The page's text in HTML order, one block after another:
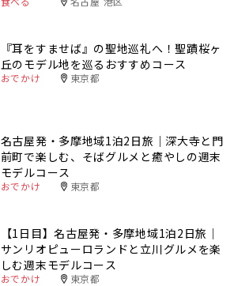
『耳をすませば』の聖地巡礼へ！聖蹟桜ヶ
丘のモデル地を巡るおすすめコース
おでかけ 東京都
名古屋発・多摩地域1泊2日旅｜深大寺と門
前町で楽しむ、そばグルメと癒やしの週末
モデルコース
おでかけ 東京都
【1日目】名古屋発・多摩地域1泊2日旅｜
サンリオピューロランドと立川グルメを楽
しむ週末モデルコース
おでかけ 東京都